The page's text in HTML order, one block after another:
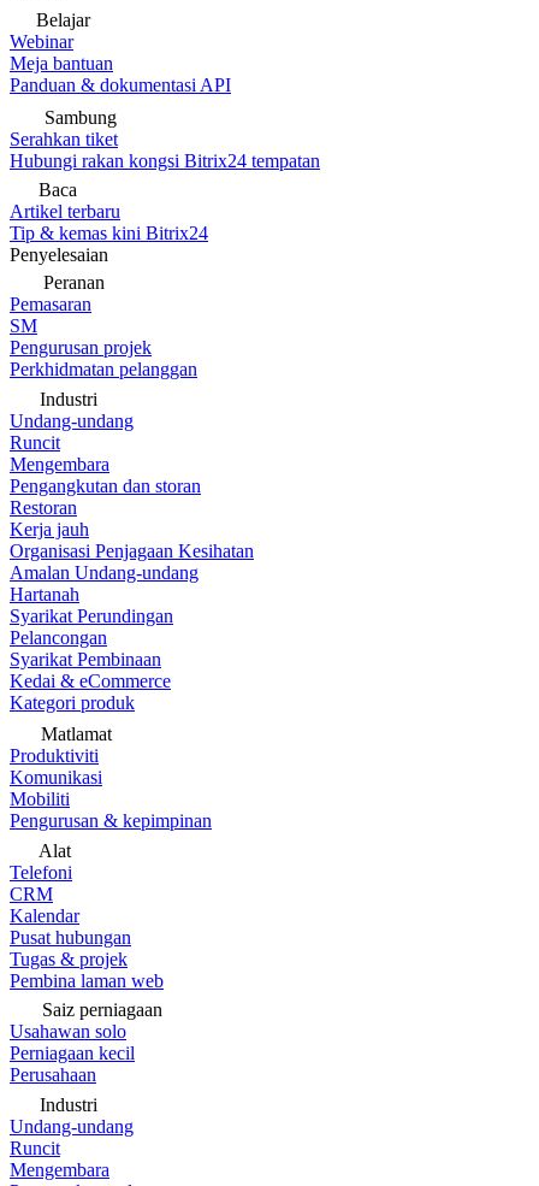
Belajar
Webinar
Meja bantuan
Panduan & dokumentasi API
Sambung
Serahkan tiket
Hubungi rakan kongsi Bitrix24 tempatan
Baca
Artikel terbaru
Tip & kemas kini Bitrix24
Penyelesaian
Peranan
Pemasaran
SM
Pengurusan projek
Perkhidmatan pelanggan
Industri
Undang-undang
Runcit
Mengembara
Pengangkutan dan storan
Restoran
Kerja jauh
Organisasi Penjagaan Kesihatan
Amalan Undang-undang
Hartanah
Syarikat Perundingan
Pelancongan
Syarikat Pembinaan
Kedai & eCommerce
Kategori produk
Matlamat
Produktiviti
Komunikasi
Mobiliti
Pengurusan & kepimpinan
Alat
Telefoni
CRM
Kalendar
Pusat hubungan
Tugas & projek
Pembina laman web
Saiz perniagaan
Usahawan solo
Perniagaan kecil
Perusahaan
Industri
Undang-undang
Runcit
Mengembara